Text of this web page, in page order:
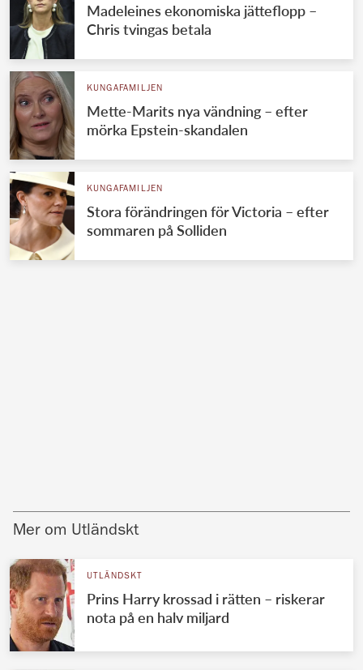
Madeleines ekonomiska jätteflopp –
Chris tvingas betala
KUNGAFAMILJEN
Mette-Marits nya vändning – efter
mörka Epstein-skandalen
KUNGAFAMILJEN
Stora förändringen för Victoria – efter
sommaren på Solliden
Mer om Utländskt
UTLÄNDSKT
Prins Harry krossad i rätten – riskerar
nota på en halv miljard